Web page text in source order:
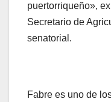
puertorriqueño»,
Secretario de
senatorial.
Fabre es uno de